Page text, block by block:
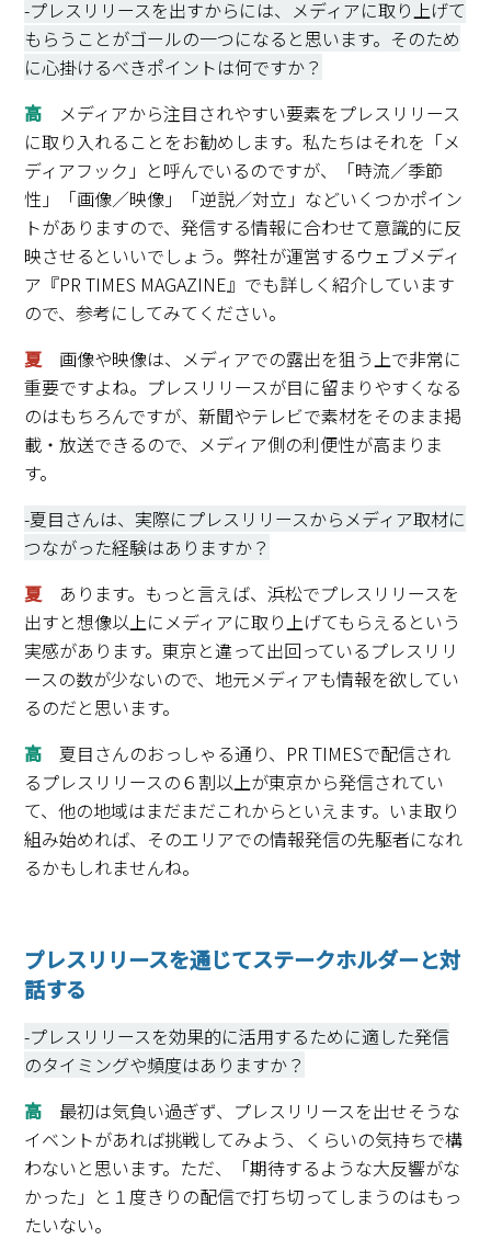
-プレスリリースを出すからには、メディアに取り上げて
もらうことがゴールの一つになると思います。そのため
に心掛けるべきポイントは何ですか？
高 メディアから注目されやすい要素をプレスリリース
に取り入れることをお勧めします。私たちはそれを「メ
ディアフック」と呼んでいるのですが、「時流／季節
性」「画像／映像」「逆説／対立」などいくつかポイン
トがありますので、発信する情報に合わせて意識的に反
映させるといいでしょう。弊社が運営するウェブメディ
ア『PR TIMES MAGAZINE』でも詳しく紹介しています
ので、参考にしてみてください。
夏画像や映像は、メディアでの露出を狙う上で非常に
重要ですよね。プレスリリースが目に留まりやすくなる
のはもちろんですが、新聞やテレビで素材をそのまま掲
載・放送できるので、メディア側の利便性が高まりま
す。
-夏目さんは、実際にプレスリリースからメディア取材に
つながった経験はありますか？
夏あります。もっと言えば、浜松でプレスリリースを
出すと想像以上にメディアに取り上げてもらえるという
実感があります。東京と違って出回っているプレスリリ
ースの数が少ないので、地元メディアも情報を欲してい
るのだと思います。
高夏目さんのおっしゃる通り、PR TIMESで配信され
るプレスリリースの６割以上が東京から発信されてい
て、他の地域はまだまだこれからといえます。いま取り
組み始めれば、そのエリアでの情報発信の先駆者になれ
るかもしれませんね。
プレスリリースを通じてステークホルダーと対
話する
-プレスリリースを効果的に活用するために適した発信
のタイミングや頻度はありますか？
高 最初は気負い過ぎず、プレスリリースを出せそうな
イベントがあれば挑戦してみよう、くらいの気持ちで構
わないと思います。ただ、「期待するような大反響がな
かった」と１度きりの配信で打ち切ってしまうのはもっ
たいない。